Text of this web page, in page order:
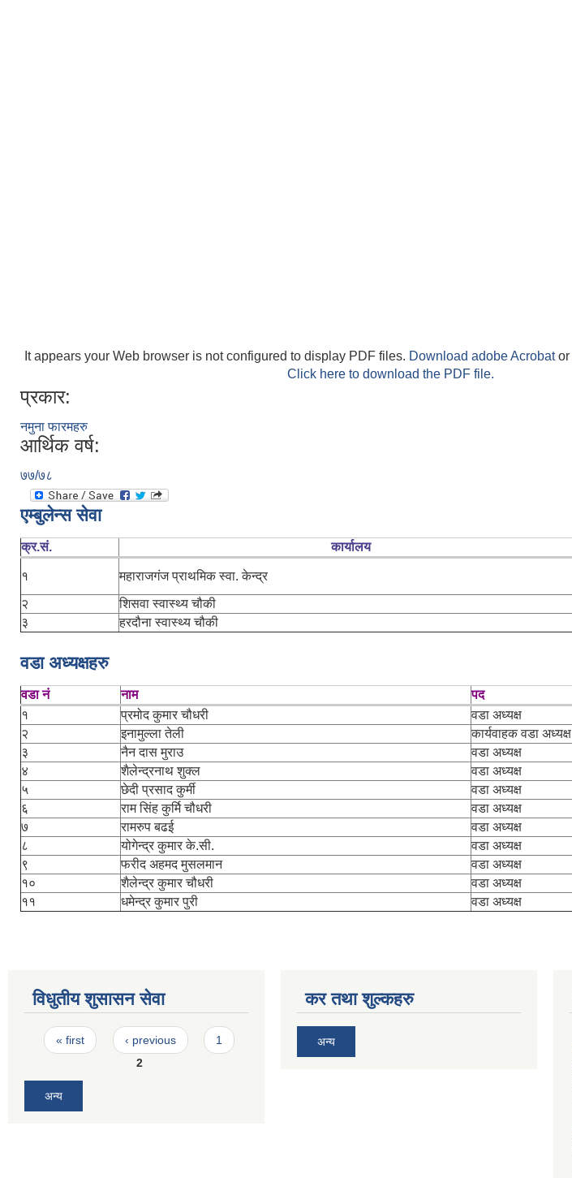
It appears your Web browser is not configured to display PDF files. Download adobe Acrobator
Click here to download the PDF file.
प्रकार:
नमुना फारमहरु
आर्थिक वर्ष:
७७/७८
एम्बुलेन्स सेवा
क्र.सं. कार्यालय
१ महाराजगंज प्राथमिक स्वा. केन्द्र
२
शिसवा स्वास्थ्य चौकी
३
हरदौना स्वास्थ्य चौकी
वडा अध्यक्षहरु
वडा नं नाम पद
१
प्रमोद कुमार चौधरी वडा अध्यक्ष
२
इनामुल्ला तेली कार्यवाहक वडा अध्यक्ष
३
नैन दास मुराउ वडा अध्यक्ष
४
शैलेन्द्रनाथ शुक्ल वडा अध्यक्ष
५
छेदी प्रसाद कुर्मी वडा अध्यक्ष
६
राम सिंह कुर्मि चौधरी वडा अध्यक्ष
७
रामरुप बढई वडा अध्यक्ष
८
योगेन्द्र कुमार के.सी. वडा अध्यक्ष
९
फरीद अहमद मुसलमान वडा अध्यक्ष
१०
शैलेन्द्र कुमार चौधरी वडा अध्यक्ष
११
धमेन्द्र कुमार पुरी वडा अध्यक्ष
विधुतीय शुसासन सेवा
Pages
« first ‹ previous
1
2
अन्य
कर तथा शुल्कहरु
अन्य